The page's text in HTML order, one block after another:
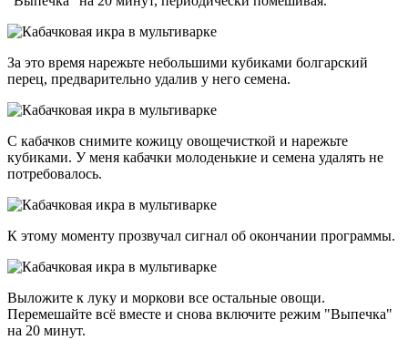
За это время нарежьте небольшими кубиками болгарский
перец, предварительно удалив у него семена.
С кабачков снимите кожицу овощечисткой и нарежьте
кубиками. У меня кабачки молоденькие и семена удалять не
потребовалось.
К этому моменту прозвучал сигнал об окончании программы.
Выложите к луку и моркови все остальные овощи.
Перемешайте всё вместе и снова включите режим "Выпечка"
на 20 минут.